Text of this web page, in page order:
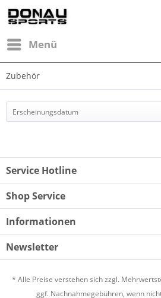
Menü
Zubehör
Service Hotline
Shop Service
Informationen
Newsletter
* Alle Preise verstehen sich zzgl.
ggf. Nachnahmegebühren, wenn